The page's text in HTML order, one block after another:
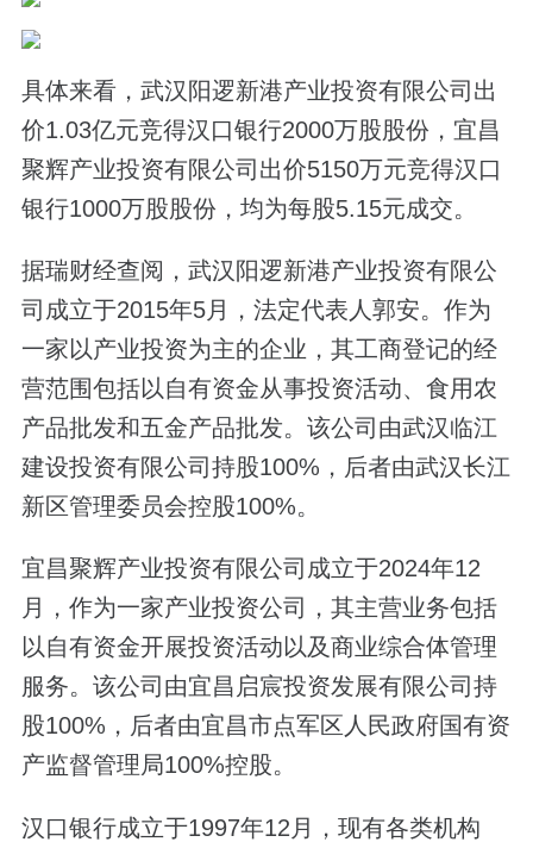
具体来看，武汉阳逻新港产业投资有限公司出
价1.03亿元竞得汉口银行2000万股股份，宜昌
聚辉产业投资有限公司出价5150万元竞得汉口
银行1000万股股份，均为每股5.15元成交。
据瑞财经查阅，武汉阳逻新港产业投资有限公
司成立于2015年5月，法定代表人郭安。作为
一家以产业投资为主的企业，其工商登记的经
营范围包括以自有资金从事投资活动、食用农
产品批发和五金产品批发。该公司由武汉临江
建设投资有限公司持股100%，后者由武汉长江
新区管理委员会控股100%。
宜昌聚辉产业投资有限公司成立于2024年12
月，作为一家产业投资公司，其主营业务包括
以自有资金开展投资活动以及商业综合体管理
服务。该公司由宜昌启宸投资发展有限公司持
股100%，后者由宜昌市点军区人民政府国有资
产监督管理局100%控股。
汉口银行成立于1997年12月，现有各类机构